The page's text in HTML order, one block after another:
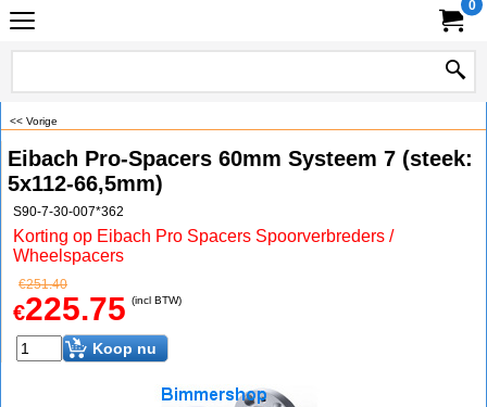
0
<< Vorige
Eibach Pro-Spacers 60mm Systeem 7 (steek:
5x112-66,5mm)
S90-7-30-007*362
Korting op Eibach Pro Spacers Spoorverbreders /
Wheelspacers
€251.40
€225.75 (incl BTW)
Koop nu